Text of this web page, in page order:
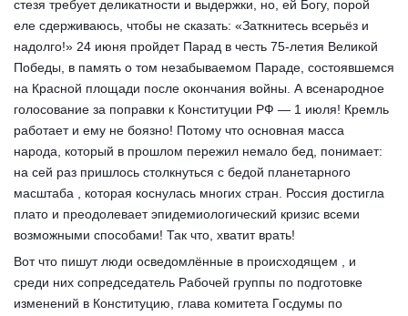
стезя требует деликатности и выдержки, но, ей Богу, порой
еле сдерживаюсь, чтобы не сказать: «Заткнитесь всерьёз и
надолго!» 24 июня пройдет Парад в честь 75-летия Великой
Победы, в память о том незабываемом Параде, состоявшемся
на Красной площади после окончания войны. А всенародное
голосование за поправки к Конституции РФ — 1 июля! Кремль
работает и ему не боязно! Потому что основная масса
народа, который в прошлом пережил немало бед, понимает:
на сей раз пришлось столкнуться с бедой планетарного
масштаба , которая коснулась многих стран. Россия достигла
плато и преодолевает эпидемиологический кризис всеми
возможными способами! Так что, хватит врать!
Вот что пишут люди осведомлённые в происходящем , и
среди них сопредседатель Рабочей группы по подготовке
изменений в Конституцию, глава комитета Госдумы по